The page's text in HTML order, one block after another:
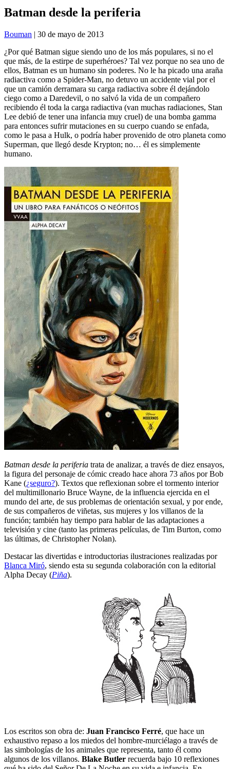
Batman desde la periferia
Bouman | 30 de mayo de 2013
¿Por qué Batman sigue siendo uno de los más populares, si no el
que más, de la estirpe de superhéroes? Tal vez porque no sea uno de
ellos, Batman es un humano sin poderes. No le ha picado una araña
radiactiva como a Spider-Man, no detuvo un accidente vial por el
que un camión derramara su carga radiactiva sobre él dejándolo
ciego como a Daredevil, o no salvó la vida de un compañero
recibiendo él toda la carga radiactiva (van muchas radiaciones, Stan
Lee debió de tener una infancia muy cruel) de una bomba gamma
para entonces sufrir mutaciones en su cuerpo cuando se enfada,
como le pasa a Hulk, o podría haber provenido de otro planeta como
Superman, que llegó desde Krypton; no… él es simplemente
humano.
Batman desde la periferia trata de analizar, a través de diez ensayos,
la figura del personaje de cómic creado hace ahora 73 años por Bob
Kane (¿seguro?). Textos que reflexionan sobre el tormento interior
del multimillonario Bruce Wayne, de la influencia ejercida en el
mundo del arte, de sus problemas de orientación sexual, y por ende,
de sus compañeros de viñetas, sus mujeres y los villanos de la
función; también hay tiempo para hablar de las adaptaciones a
televisión y cine (tanto las primeras películas, de Tim Burton, como
las últimas, de Christopher Nolan).
Destacar las divertidas e introductorias ilustraciones realizadas por
Blanca Miró, siendo esta su segunda colaboración con la editorial
Alpha Decay (Piña).
Los escritos son obra de: Juan Francisco Ferré, que hace un
exhaustivo repaso a los miedos del hombre-murciélago a través de
las simbologías de los animales que representa, tanto él como
algunos de los villanos. Blake Butler recuerda bajo 10 reflexiones